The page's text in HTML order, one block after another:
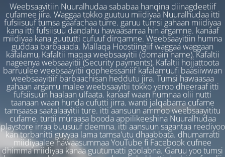
Weebsaayitiin Nuuralhudaa sababaa hanqina diinagdeetiif
cufamee jira. Waggaa tokko guutuu miidiyaa Nuuralhudaa itti
fufsiisuuf tumsa gaafachaa turre. garuu tumsi gahaan miidiyaa
kana itti fufsiisuu dandahu hawaasarraa hin argamne. kanaaf
miidiyaa kana guututti cufuuf dirqamne. Weebsaayitiin humna
guddaa barbaaada. Mallaqa Hoostiingiif waggaa waggaan
kafalamu, Kafaltii maqaa weebsaayitii (domain name), Kafaltii
nageenya websaayitii (Security payments), Kafaltii hojjattoota
barruulee weebsaayitii qopheessaniif kafalamuufi baasiiwwan
weebsaayitiif barbaachisan heddutu jira. Tumsi hawaasaa
gahaan argamu malee weebsaayitii tokko yeroo dheeraaf itti
fufsiisuun haalaan ulfaata. kanaaf waan humnaa olii nutti
taanaan waan hunda cufutti jirra. wanti jalqabarra cufame
tamsaasa saatalaayitii ture. itti aansuun ammoo weebsaayititu
cufame. turtii muraasa booda appilikeeshina Nuuralhudaa
playstore irraa buusuuf deemna. itti aansuun sagantaa reediyoo
kan torbanitti guyyaa lama tamsa'utu dhaabbata. dhumarratti
miidiyaalee hawaasummaa YouTube fi Facebook cufnee
dhimma miidiyaa kanaa guutumatti goolabna. Garuu yoo tumsi